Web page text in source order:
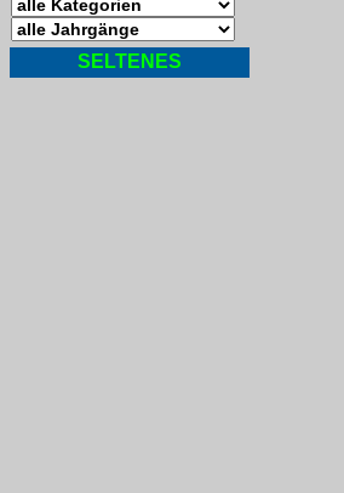
SELTENES